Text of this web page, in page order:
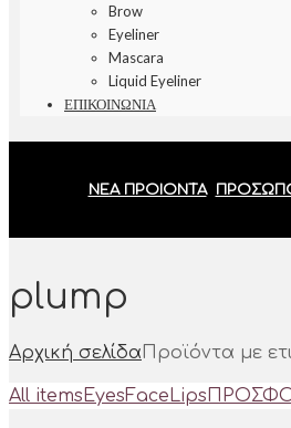
Brow
Eyeliner
Mascara
Liquid Eyeliner
ΕΠΙΚΟΙΝΩΝΙΑ
ΝΕΑ ΠΡΟΙΟΝΤΑ
plump
Αρχική σελίδα Προϊόντα με
All items EyesFace Lips